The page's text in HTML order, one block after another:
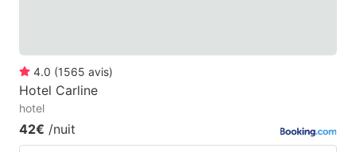
4.0 (1565 avis)
Hotel Carline
hotel
42€ /nuit